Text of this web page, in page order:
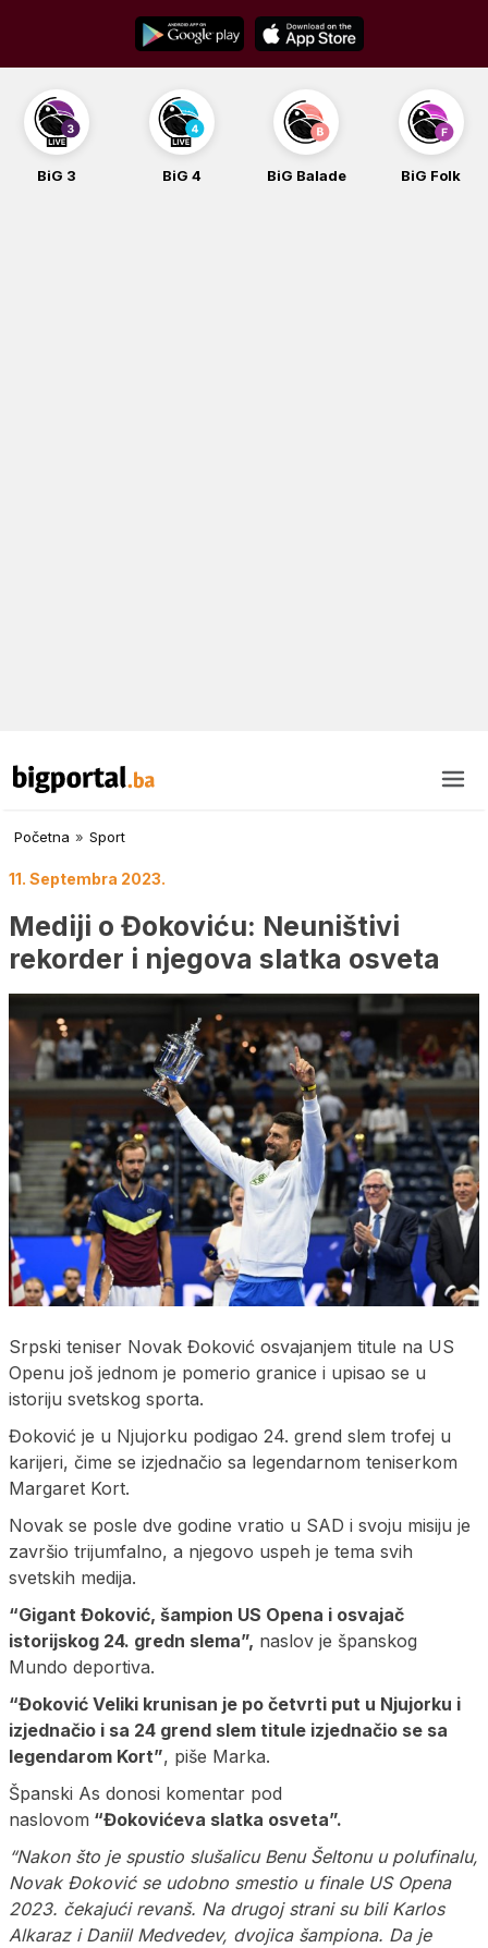
content
BiG 3 BiG 4 BiG Balade BiG Folk
Početna » Sport
11. Septembra 2023.
Mediji o Đokoviću: Neuništivi
rekorder i njegova slatka osveta
Srpski teniser Novak Đoković osvajanjem titule na US
Openu još jednom je pomerio granice i upisao se u
istoriju svetskog sporta.
Đoković je u Njujorku podigao 24. grend slem trofej u
karijeri, čime se izjednačio sa legendarnom teniserkom
Margaret Kort.
Novak se posle dve godine vratio u SAD i svoju misiju je
završio trijumfalno, a njegovo uspeh je tema svih
svetskih medija.
“Gigant Đoković, šampion US Opena i osvajač
istorijskog 24. gredn slema”, naslov je španskog
Mundo deportiva.
“Đoković Veliki krunisan je po četvrti put u Njujorku i
izjednačio i sa 24 grend slem titule izjednačio se sa
legendarom Kort”, piše Marka.
Španski As donosi komentar pod
naslovom “Đokovićeva slatka osveta”.
“Nakon što je spustio slušalicu Benu Šeltonu u polufinalu,
Novak Đoković se udobno smestio u finale US Opena
2023. čekajući revanš. Na drugoj strani su bili Karlos
Alkaraz i Daniil Medvedev, dvojica šampiona. Da je